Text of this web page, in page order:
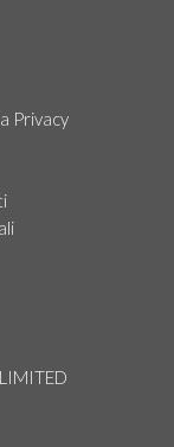
Privacy